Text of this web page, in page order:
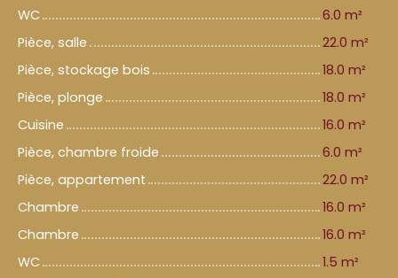
WC
6.0 m²
Pièce, salle
22.0 m²
Pièce, stockage bois
18.0 m²
Pièce, plonge
18.0 m²
Cuisine
16.0 m²
Pièce, chambre froide
6.0 m²
Pièce, appartement
22.0 m²
Chambre
16.0 m²
Chambre
16.0 m²
WC
1.5 m²